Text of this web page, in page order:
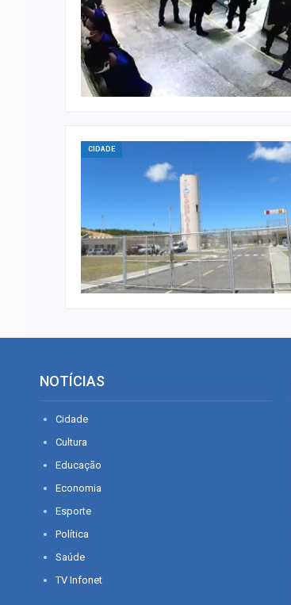
CIDADE
NOTÍCIAS
Cidade
Cultura
Educação
Economia
Esporte
Política
Saúde
TV Infonet